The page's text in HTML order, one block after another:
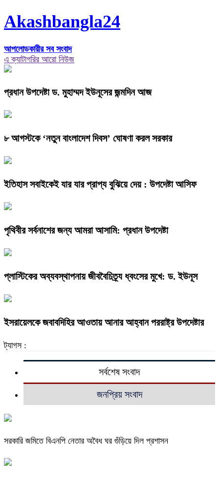
Akashbangla24
আপলোডকারীর সব সংবাদ
এ ক্যাটাগরির আরো নিউজ
প্রধান উপদেষ্টা ড. মুহাম্মদ ইউনূসের জন্মদিন আজ
৮ আগস্টকে ‘নতুন বাংলাদেশ দিবস’ ঘোষণা করল সরকার
ইতিহাস সবাইকেই যার যার প্রাপ্য বুঝিয়ে দেয় : উপদেষ্টা আসিফ
পৃথিবীর সর্বনাশের জন্য আমরা আসামি: প্রধান উপদেষ্টা
প্লাস্টিকের অব্যবস্থাপনায় জীববৈচিত্র্য ধ্বংসের মুখে: ড. ইউনূস
ইসরায়েলকে জবাবদিহির আওতায় আনার আহ্বান পররাষ্ট্র উপদেষ্টার
ট্যাগস :
সর্বশেষ সংবাদ
জনপ্রিয় সংবাদ
সরকারি জমিতে বিএনপি নেতার অবৈধ ঘর গুঁড়িয়ে দিল প্রশাসন